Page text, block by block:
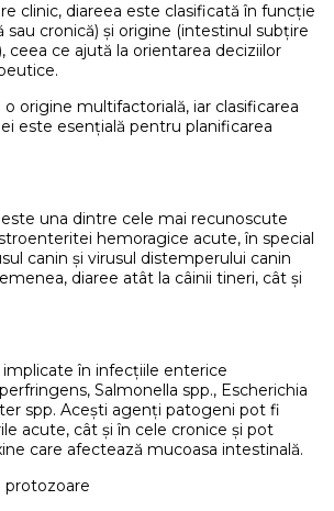
clinic, diareea este clasificată în funcție
sau cronică) și origine (intestinul subțire
ceea ce ajută la orientarea deciziilor
o origine multifactorială, iar clasificarea
este esențială pentru planificarea
una dintre cele mai recunoscute
hemoragice acute, în special
canin și virusul distemperului canin
diaree atât la câinii tineri, cât și
în infecțiile enterice
Salmonella spp., Escherichia
spp. Acești agenți patogeni pot fi
acute, cât și în cele cronice și pot
care afectează mucoasa intestinală.
protozoare